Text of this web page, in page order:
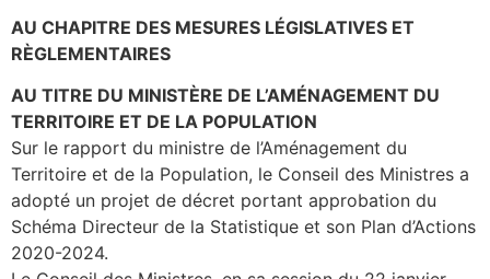
AU CHAPITRE DES MESURES LÉGISLATIVES ET
RÈGLEMENTAIRES
AU TITRE DU MINISTÈRE DE L’AMÉNAGEMENT DU
TERRITOIRE ET DE LA POPULATION
Sur le rapport du ministre de l’Aménagement du
Territoire et de la Population, le Conseil des Ministres a
adopté un projet de décret portant approbation du
Schéma Directeur de la Statistique et son Plan d’Actions
2020-2024.